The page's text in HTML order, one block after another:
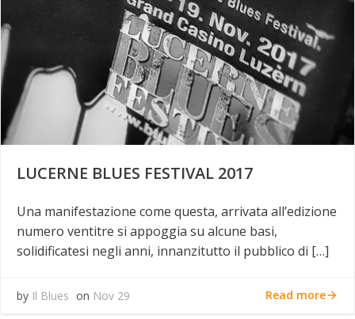
LUCERNE BLUES FESTIVAL 2017
Una manifestazione come questa, arrivata all’edizione
numero ventitre si appoggia su alcune basi,
solidificatesi negli anni, innanzitutto il pubblico di […]
by Il Blues on Nov 29 Read more